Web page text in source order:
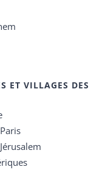
ET VILLAGES DES